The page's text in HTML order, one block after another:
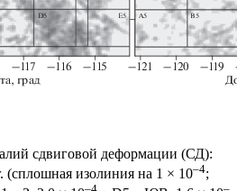
сдвиговой деформации (СД):
(сплошная изолиния на 1 × 10–4;